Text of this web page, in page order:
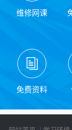
维修网课
免费资料